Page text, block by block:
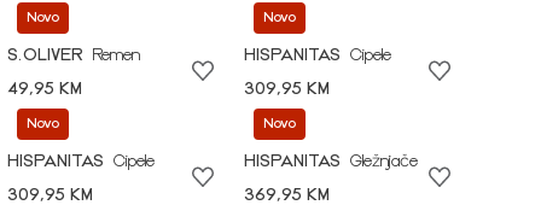
Novo
S.OLIVER
Remen
49,95 KM
Novo
HISPANITAS
Cipele
309,95 KM
Novo
HISPANITAS
Cipele
309,95 KM
Novo
HISPANITAS
Gležnjače
369,95 KM